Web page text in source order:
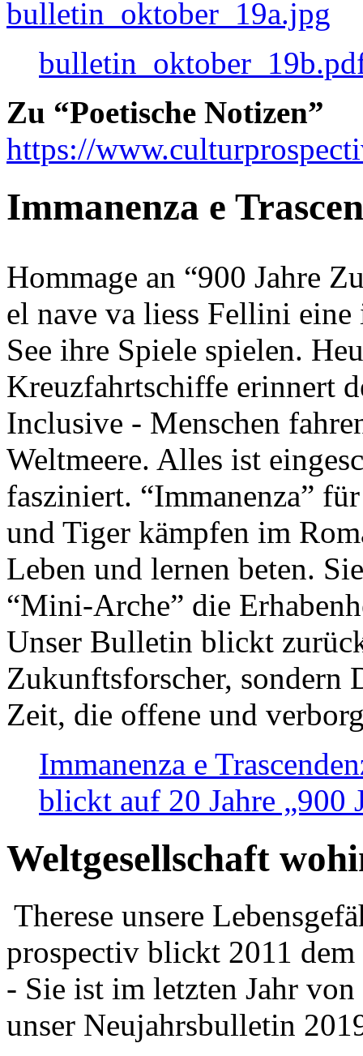
Zu “Poetische Notizen”
https://
Immanenza e
Hommage an “900 Jahre
el nave va liess Fellini
See ihre Spiele spielen.
Kreuzfahrtschiffe erinnert
Inclusive - Menschen
Weltmeere. Alles ist
fasziniert. “Immanenza”
und Tiger kämpfen im
Leben und lernen beten.
“Mini-Arche” die
Unser Bulletin blickt
Zukunftsforscher, sondern
Zeit, die offene und
Immanenza e
blickt auf 20 Jahre „900
Weltgesellschaft
Therese unsere
prospectiv blickt 2011
- Sie ist im letzten Jahr
unser Neujahrsbulletin